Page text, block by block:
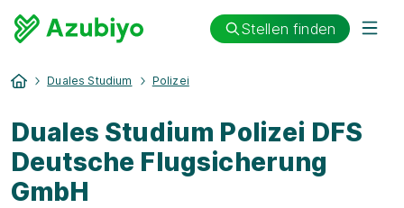
Stellen finden
Duales Studium Polizei
Duales Studium Polizei DFS
Deutsche Flugsicherung
GmbH